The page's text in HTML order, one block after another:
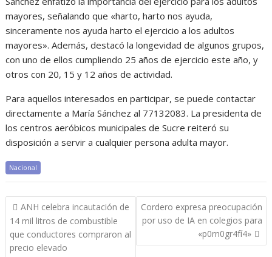
mayores, señalando que «harto, harto nos ayuda,
sinceramente nos ayuda harto el ejercicio a los adultos
mayores». Además, destacó la longevidad de algunos grupos,
con uno de ellos cumpliendo 25 años de ejercicio este año, y
otros con 20, 15 y 12 años de actividad.
Para aquellos interesados en participar, se puede contactar
directamente a María Sánchez al 77132083. La presidenta de
los centros aeróbicos municipales de Sucre reiteró su
disposición a servir a cualquier persona adulta mayor.
Nacional
Navegación
de
entradas
ANH celebra incautación de
14 mil litros de combustible
que conductores compraron al
precio elevado
Cordero expresa preocupación
por uso de IA en colegios para
«p0rn0gr4fí4»